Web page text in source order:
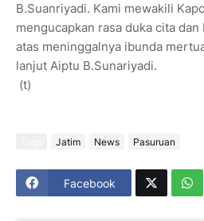
B.Suanriyadi. Kami mewakili
mengucapkan rasa duka cita
atas meninggalnya ibunda
lanjut Aiptu B.Sunariyadi.
(t)
Jatim News Pasuruan
Facebook